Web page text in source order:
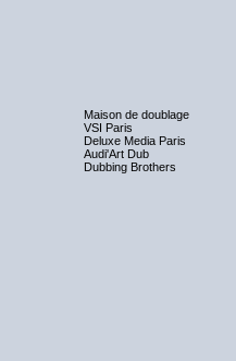
Maison de doublage
VSI Paris
Deluxe Media Paris
Audi'Art Dub
Dubbing Brothers